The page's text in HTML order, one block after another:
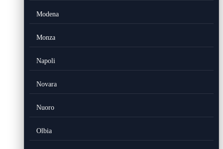
Modena
Monza
Napoli
Novara
Nuoro
Olbia